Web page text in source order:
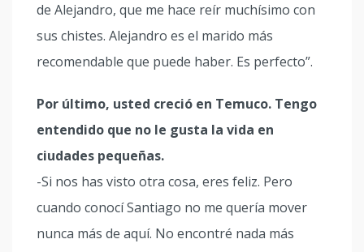
de Alejandro, que me hace reír muchísimo con
sus chistes. Alejandro es el marido más
recomendable que puede haber. Es perfecto”.
Por último, usted creció en Temuco. Tengo
entendido que no le gusta la vida en
ciudades pequeñas.
-Si nos has visto otra cosa, eres feliz. Pero
cuando conocí Santiago no me quería mover
nunca más de aquí. No encontré nada más